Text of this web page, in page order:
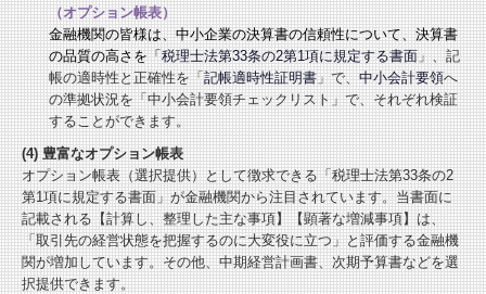
（オプション帳表）
金融機関の皆様は、中小企業の決算書の信頼性について、決算書
の品質の高さを「税理士法第33条の2第1項に規定する書面」、記
帳の適時性と正確性を「記帳適時性証明書」で、中小会計要領へ
の準拠状況を「中小会計要領チェックリスト」で、それぞれ検証
することができます。
(4) 豊富なオプション帳表
オプション帳表（選択提供）として徴求できる「税理士法第33条の2
第1項に規定する書面」が金融機関から注目されています。当書面に
記載される【計算し、整理した主な事項】【顕著な増減事項】は、
「取引先の経営状態を把握するのに大変役に立つ」と評価する金融機
関が増加しています。その他、中期経営計画書、次期予算書などを選
択提供できます。